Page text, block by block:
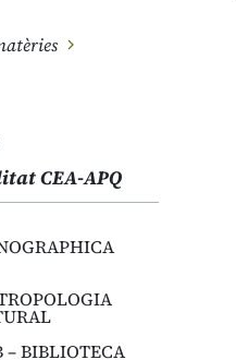
CEA-APQ
BIBLIOTECA